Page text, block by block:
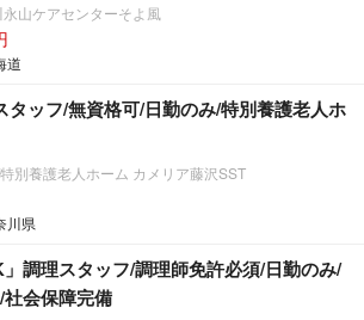
山ケアセンターそよ風
道
タッフ/無資格可/日勤のみ/特別養護老人ホ
別養護老人ホーム カメリア藤沢SST
川県
」調理スタッフ/調理師免許必須/日勤のみ/
会保障完備